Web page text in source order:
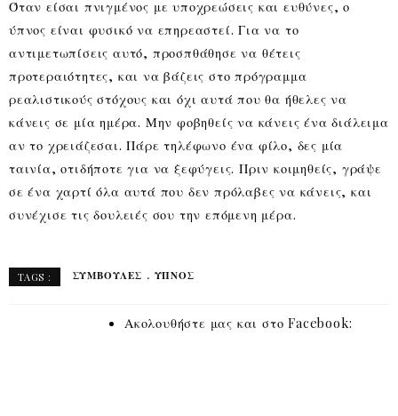
Όταν είσαι πνιγμένος με υποχρεώσεις και ευθύνες, ο
ύπνος είναι φυσικό να επηρεαστεί. Για να το
αντιμετωπίσεις αυτό, προσπθάθησε να θέτεις
προτεραιότητες, και να βάζεις στο πρόγραμμα
ρεαλιστικούς στόχους και όχι αυτά που θα ήθελες να
κάνεις σε μία ημέρα. Μην φοβηθείς να κάνεις ένα διάλειμα
αν το χρειάζεσαι. Πάρε τηλέφωνο ένα φίλο, δες μία
ταινία, οτιδήποτε για να ξεφύγεις. Πριν κοιμηθείς, γράψε
σε ένα χαρτί όλα αυτά που δεν πρόλαβες να κάνεις, και
συνέχισε τις δουλειές σου την επόμενη μέρα.
TAGS : ΣΥΜΒΟΥΛΈΣ ΎΠΝΟΣ
Ακολουθήστε μας και στο Facebook: